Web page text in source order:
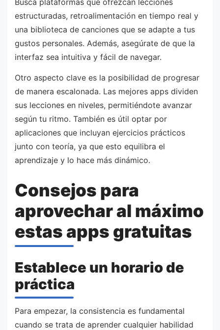
Busca plataformas que ofrezcan lecciones
estructuradas, retroalimentación en tiempo real y
una biblioteca de canciones que se adapte a tus
gustos personales. Además, asegúrate de que la
interfaz sea intuitiva y fácil de navegar.
Otro aspecto clave es la posibilidad de progresar
de manera escalonada. Las mejores apps dividen
sus lecciones en niveles, permitiéndote avanzar
según tu ritmo. También es útil optar por
aplicaciones que incluyan ejercicios prácticos
junto con teoría, ya que esto equilibra el
aprendizaje y lo hace más dinámico.
Consejos para
aprovechar al máximo
estas apps gratuitas
Establece un horario de
práctica
Para empezar, la consistencia es fundamental
cuando se trata de aprender cualquier habilidad